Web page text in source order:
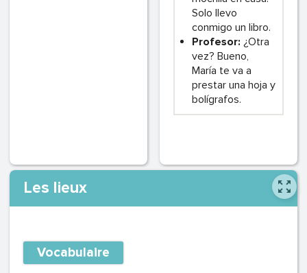
Solo llevo
conmigo un libro.
Profesor: ¿Otra
vez? Bueno,
María te va a
prestar una hoja y
bolígrafos.
Les lieux
Vocabulaire